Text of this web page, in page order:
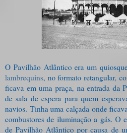
O Pavilhão Atlântico era um
lambrequins, no formato retangular,
ficava em uma praça, na entrada da
de sala de espera para quem
navios. Tinha uma calçada onde
combustores de iluminação a gás. O
de Pavilhão Atlântico por causa de